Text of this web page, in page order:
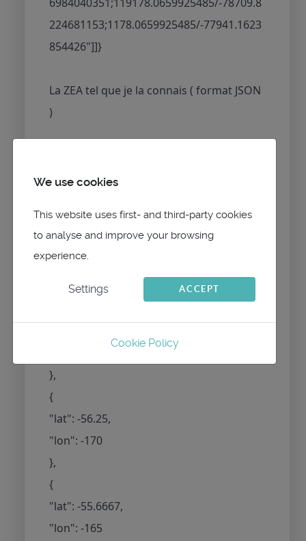
224681153;1178.0659925485/-77941.1623
854426"]]}
La ZEA tel que je la connais ( format JSON
)
"north": [],
{
"lat": -56,
},
{
"lat": -56.25,
"lon": -170
},
{
"lat": -55.6667,
"lon": -165
We use cookies
This website uses first- and third-party cookies
to analyse and improve your browsing
experience.
Settings ACCEPT
Cookie Policy